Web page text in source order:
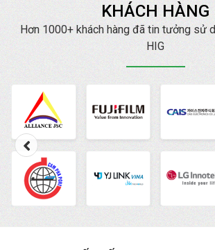
KHÁCH HÀNG
Hơn 1000+ khách hàng đã tin tưởng sử
HIG